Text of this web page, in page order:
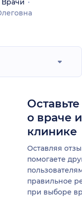
о враче
клинике
Оставляя
помогаете
правильное
при выборе